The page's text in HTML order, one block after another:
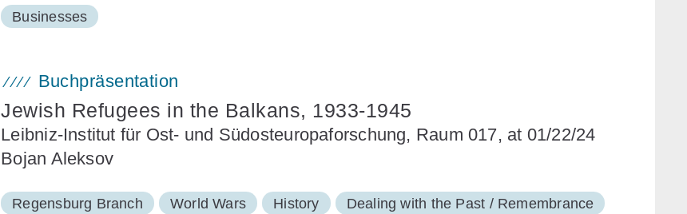
Businesses
Buchpräsentation
Jewish Refugees in the Balkans, 1933-1945
Leibniz-Institut für Ost- und Südosteuropaforschung, Raum 017, at 01/22/24
Bojan Aleksov
Regensburg Branch World Wars History Dealing with the Past / Remembrance